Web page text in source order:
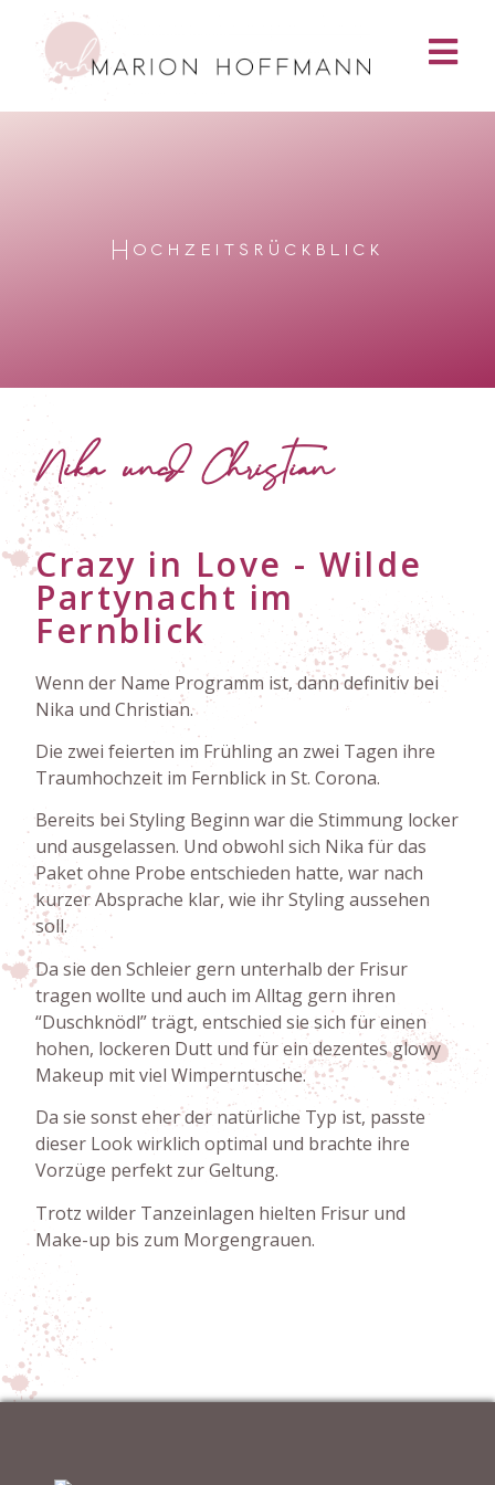
Hochzeitsrückblick
Nika und Christian
Crazy in Love - Wilde
Partynacht im
Fernblick
Wenn der Name Programm ist, dann definitiv bei
Nika und Christian.
Die zwei feierten im Frühling an zwei Tagen ihre
Traumhochzeit im Fernblick in St. Corona.
Bereits bei Styling Beginn war die Stimmung locker
und ausgelassen. Und obwohl sich Nika für das
Paket ohne Probe entschieden hatte, war nach
kurzer Absprache klar, wie ihr Styling aussehen
soll.
Da sie den Schleier gern unterhalb der Frisur
tragen wollte und auch im Alltag gern ihren
“Duschknödl” trägt, entschied sie sich für einen
hohen, lockeren Dutt und für ein dezentes glowy
Makeup mit viel Wimperntusche.
Da sie sonst eher der natürliche Typ ist, passte
dieser Look wirklich optimal und brachte ihre
Vorzüge perfekt zur Geltung.
Trotz wilder Tanzeinlagen hielten Frisur und
Make-up bis zum Morgengrauen.
©Toni and the cam
©Toni and the cam
©Toni and the cam
©Toni and the cam
©Toni and the cam